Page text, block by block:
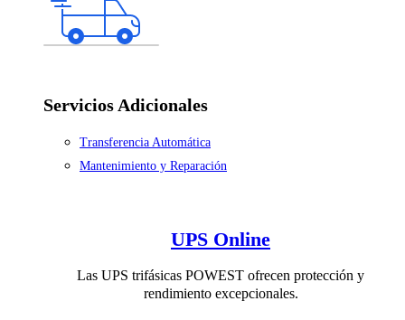
Servicios Adicionales
Transferencia Automática
Mantenimiento y Reparación
UPS Online
Las UPS trifásicas POWEST ofrecen protección y
rendimiento excepcionales.